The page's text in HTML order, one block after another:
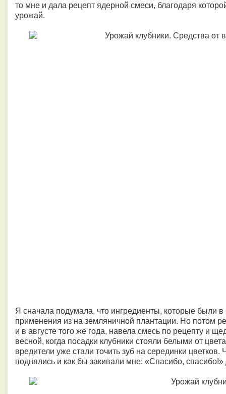
то мне и дала рецепт ядерной смеси, благодаря
урожай.
Я сначала подумала, что ингредиенты, которые были
применения из на земляничной плантации. Но потом
и в августе того же года, навела смесь по рецепту и
весной, когда посадки клубники стояли белыми от
вредители уже стали точить зуб на серединки
поднялись и как бы закивали мне: «Спасибо,